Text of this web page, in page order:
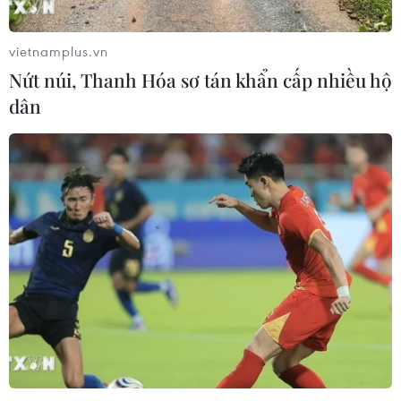
Chiêm ngưỡng vẻ đẹp Hoa hậu Mai
Phương trước thềm dự thi Miss World
2024
12/01/2024 02:17
Với vẻ ngoài thanh lịch và sang trọng, cùng hình thể
ngày càng hoàn thiện Hoa hậu Mai Phương tạo được
sức hút trong đêm trao giải Ngôi Sao Xanh lần thứ 10
vừa diễn ra tại Thành phố Hồ Chí Minh.
vietnamplus.vn
Nứt núi, Thanh Hóa sơ tán khẩn cấp nhiều hộ
dân